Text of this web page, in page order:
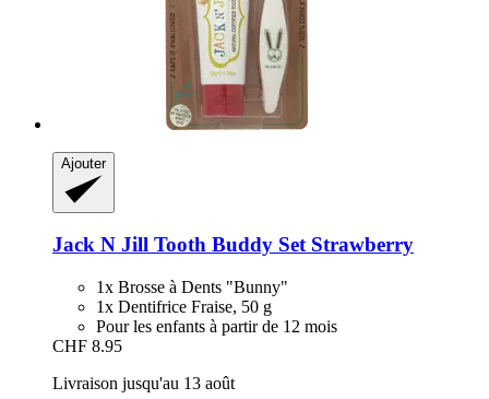
Ajouter
Jack N Jill Tooth Buddy Set Strawberry
1x Brosse à Dents "Bunny"
1x Dentifrice Fraise, 50 g
Pour les enfants à partir de 12 mois
CHF 8.95
Livraison jusqu'au 13 août